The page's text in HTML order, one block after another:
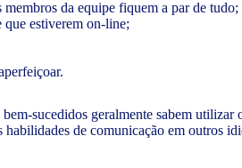
membros da equipe fiquem a par de tudo;
que estiverem on-line;
sucedidos geralmente sabem utilizar
habilidades de comunicação em outros